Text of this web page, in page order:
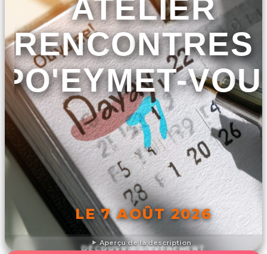
Aperçu de la description
ATELIER
RENCONTRES
PO'EYMET-
LE 7 AOÛT 2026
DÉCOUVRIR L'ÉVÉNEMENT